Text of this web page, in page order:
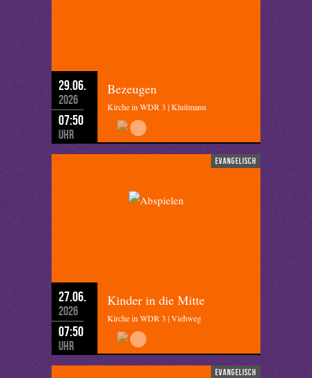
29.06.
2026
07:50
Uhr
Bezeugen
Kirche in WDR 3 | Kluitmann
evangelisch
27.06.
2026
07:50
Uhr
Kinder in die Mitte
Kirche in WDR 3 | Viehweg
evangelisch